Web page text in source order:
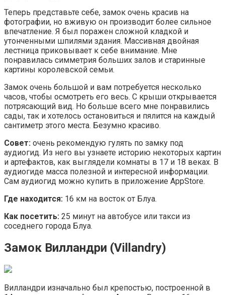
Теперь представьте себе, замок очень красив на
фотографии, но вживую он производит более сильное
впечатление. Я был поражен сложной кладкой и
утонченными шпилями здания. Массивная двойная
лестница приковывает к себе внимание. Мне
понравилась симметрия больших залов и старинные
картины королевской семьи.
Замок очень большой и вам потребуется несколько
часов, чтобы осмотреть его весь. С крыши открывается
потрясающий вид. Но больше всего мне понравились
сады, так и хотелось остановиться и пялится на каждый
сантиметр этого места. Безумно красиво.
Совет: очень рекомендую гулять по замку под
аудиогид. Из него вы узнаете историю некоторых картин
и артефактов, как выглядели комнаты в 17 и 18 веках. В
аудиогиде масса полезной и интересной информации.
Сам аудиогид можно купить в приложение AppStore.
Где находится: 16 км на восток от Блуа.
Как посетить: 25 минут на автобусе или такси из
соседнего города Блуа.
Замок Вилландри (Villandry)
Вилландри изначально был крепостью, построенной в